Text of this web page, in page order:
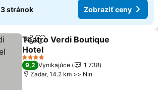
3 stránok Zobraziť ceny
ZdieľaťPridať do obľúbených
Teatro Verdi Boutique
Hotel
4 Počet hviezdičiek
9,2 Vynikajúce
1 738
Zadar, 14.2 km >> Nin